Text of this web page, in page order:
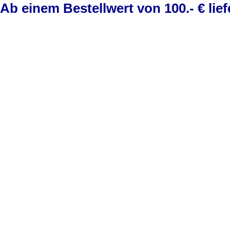
Ab einem Bestellwert von 100.- €